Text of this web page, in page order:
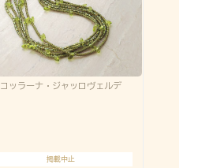
コッラーナ・ジャッロヴェルデ
掲載中止